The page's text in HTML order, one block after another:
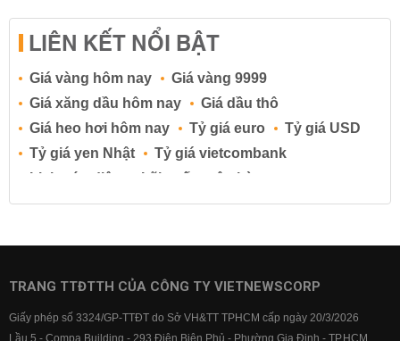
LIÊN KẾT NỔI BẬT
Giá vàng hôm nay
Giá vàng 9999
Giá xăng dầu hôm nay
Giá dầu thô
Giá heo hơi hôm nay
Tỷ giá euro
Tỷ giá USD
Tỷ giá yen Nhật
Tỷ giá vietcombank
Lịch cúp điện
Lãi suất ngân hàng
Lãi suất tiết kiệm
Lãi suất tiền gửi
Lãi suất ngân hàng BIDV
Lãi suất ngân hàng Vietcombank
TRANG TTĐTTH CỦA CÔNG TY VIETNEWSCORP
Giấy phép số 3324/GP-TTĐT do Sở VH&TT TPHCM cấp ngày 20/3/2026